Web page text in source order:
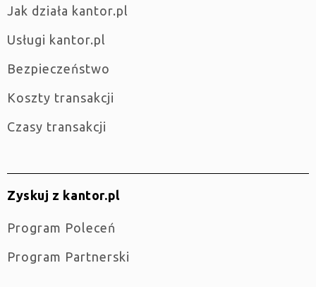
jak działa kantor.pl
Usługi kantor.pl
Bezpieczeństwo
Koszty transakcji
Czasy transakcji
Zyskuj z kantor.pl
Program Poleceń
Program Partnerski